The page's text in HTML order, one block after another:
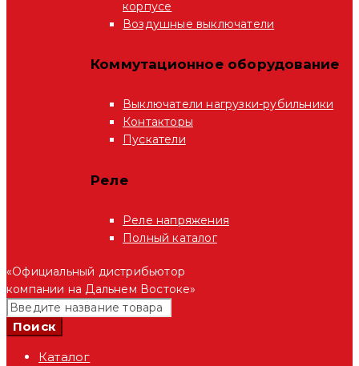
корпусе
Воздушные выключатели
Коммутационное оборудование
Выключатели нагрузки-рубильники
Контакторы
Пускатели
Реле
Реле напряжения
Полный каталог
«Официальный дистрибьютор
компании на Дальнем Востоке»
Каталог